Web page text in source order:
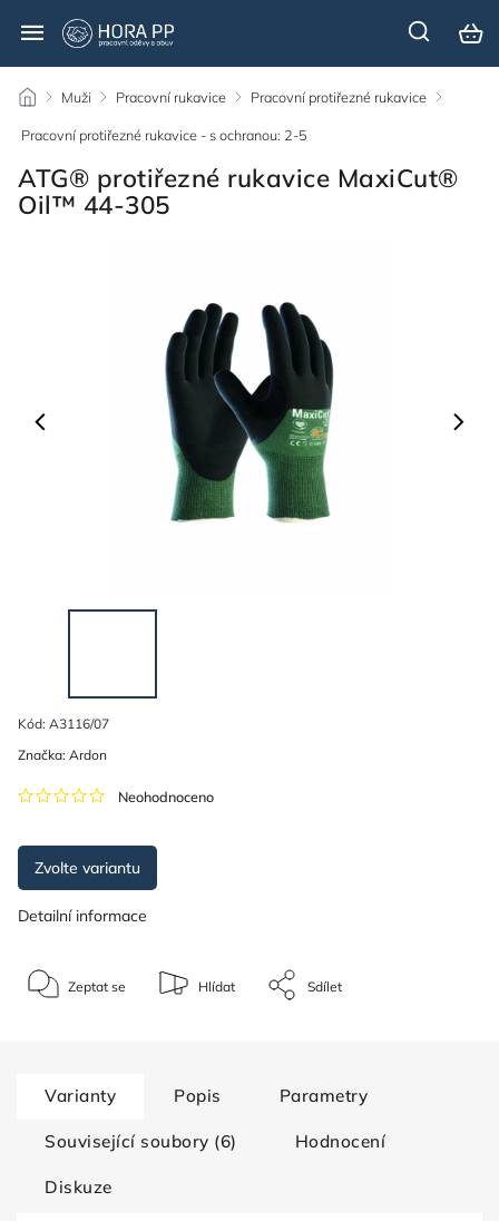
/ Muži / Pracovní rukavice / Pracovní protiřezné rukavice /
Pracovní protiřezné rukavice - s ochranou: 2-5
ATG® protiřezné rukavice MaxiCut®
Oil™ 44-305
Kód: A3116/07
Neohodnoceno
Značka: Ardon
Zvolte variantu
Detailní informace
Zeptat se Hlídat Sdílet
Varianty Popis Parametry
Související soubory (6) Hodnocení
Diskuze